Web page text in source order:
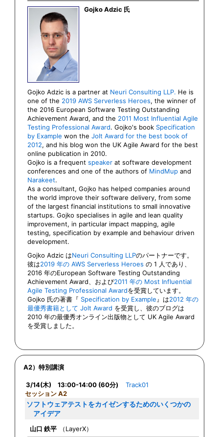
Gojko Adzic 氏
Gojko Adzic is a partner at Neuri Consulting LLP. He is
one of the 2019 AWS Serverless Heroes, the winner of
the 2016 European Software Testing Outstanding
Achievement Award, and the 2011 Most Influential Agile
Testing Professional Award. Gojko's book Specification
by Example won the Jolt Award for the best book of
2012, and his blog won the UK Agile Award for the best
online publication in 2010.
Gojko is a frequent speaker at software development
conferences and one of the authors of MindMup and
Narakeet.
As a consultant, Gojko has helped companies around
the world improve their software delivery, from some
of the largest financial institutions to small innovative
startups. Gojko specialises in agile and lean quality
improvement, in particular impact mapping, agile
testing, specification by example and behaviour driven
development.
Gojko Adzic はNeuri Consulting LLPのパートナーです。
彼は2019 年の AWS Serverless Heroes の 1 人であり、
2016 年のEuropean Software Testing Outstanding
Achievement Award、および2011 年の Most Influential
Agile Testing Professional Awardを受賞しています。
Gojko 氏の著書『 Specification by Example 』は2012 年の
最優秀書籍として Jolt Award を受賞し、彼のブログは
2010 年の最優秀オンライン出版物として UK Agile Award
を受賞しました。
A2）特別講演
3/14(木) 13:00-14:00 (60分)
Track01
セッション A2
ソフトウェアテストをカイゼンするためのいくつかの
アイデア
山口 鉄平
（LayerX）